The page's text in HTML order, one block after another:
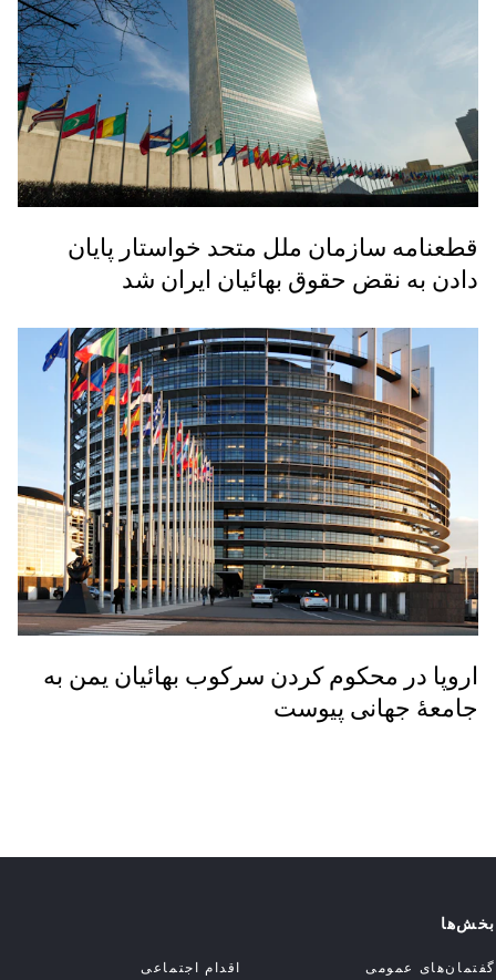
قطعنامه سازمان ملل متحد خواستار پایان
دادن به نقض حقوق بهائیان ایران شد
اروپا در محکوم کردن سرکوب بهائیان یمن به
جامعۀ جهانی پیوست
بخش‌ها
گفتمان‌های عمومی اقدام اجتماعی